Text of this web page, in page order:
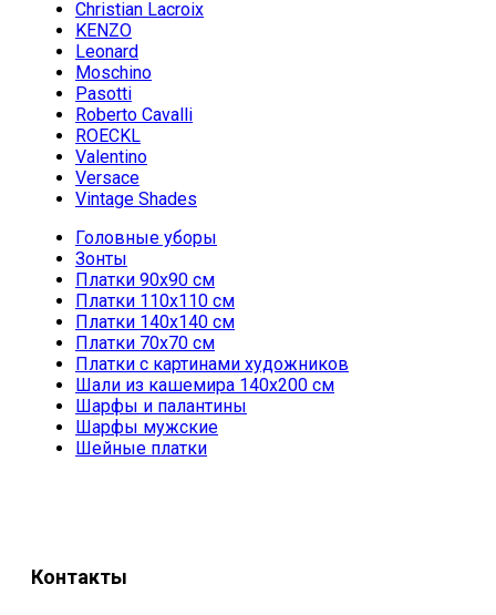
Christian Lacroix
KENZO
Leonard
Moschino
Pasotti
Roberto Cavalli
ROECKL
Valentino
Versace
Vintage Shades
Головные уборы
Зонты
Платки 90х90 см
Платки 110х110 см
Платки 140х140 см
Платки 70х70 см
Платки с картинами художников
Шали из кашемира 140х200 см
Шарфы и палантины
Шарфы мужские
Шейные платки
Контакты